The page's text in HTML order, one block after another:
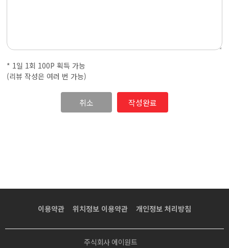
내
근
지
가
* 1일 1회 100P 획득 가능
(리뷰 작성은 여러 번 가능)
취소
이용약관 위치정보 이용약관 개인정보 처리방침
주식회사 에이원트